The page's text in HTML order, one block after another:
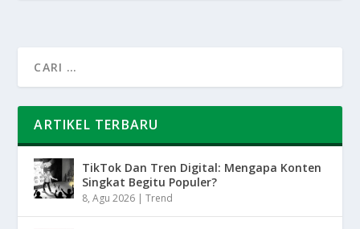
ARTIKEL TERBARU
TikTok Dan Tren Digital: Mengapa Konten
Singkat Begitu Populer?
8, Agu 2026 |Trend